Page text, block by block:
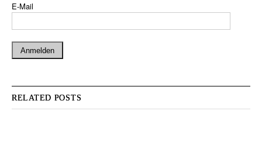
E-Mail
RELATED POSTS